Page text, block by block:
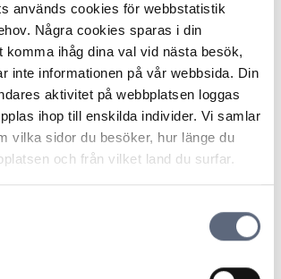
används cookies för webbstatistik
Några cookies sparas i din
komma ihåg dina val vid nästa besök,
inte informationen på vår webbsida. Din
aktivitet på webbplatsen loggas
ihop till enskilda individer. Vi samlar
vilka sidor du besöker, hur länge du
och från vilket land du surfar.
första undersökningen hade teknikern
en fullständig felsökning på grund av
Eftersom konsumenten äger
själv om lämpliga
kan vara befogat att vid felsökning få
för ett optimalt resultat. Operatören
tiden det tagit för larmteknikerna att
samt påtalade att kunder
att inte ha larm anslutna till första
att konstatera att det utretts vad som
att det inte fanns något stöd för att
till konsumentens larmutrustning.